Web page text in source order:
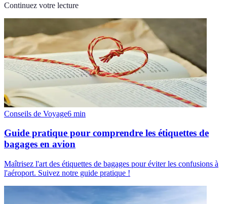
Continuez votre lecture
Conseils de Voyage6 min
Guide pratique pour comprendre les étiquettes de
bagages en avion
Maîtrisez l'art des étiquettes de bagages pour éviter les confusions à
l'aéroport. Suivez notre guide pratique !